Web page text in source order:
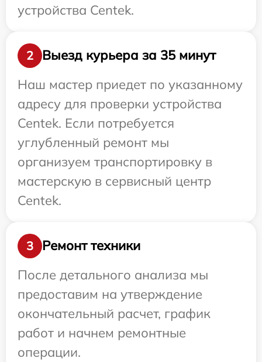
устройства Centek.
2
Выезд курьера за 35 минут
Наш мастер приедет по указанному
адресу для проверки устройства
Centek. Если потребуется
углубленный ремонт мы
организуем транспортировку в
мастерскую в сервисный центр
Centek.
3
Ремонт техники
После детального анализа мы
предоставим на утверждение
окончательный расчет, график
работ и начнем ремонтные
операции.